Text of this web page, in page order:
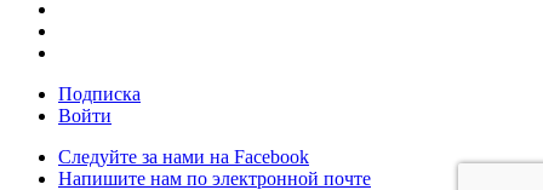
Подписка
Войти
Следуйте за нами на Facebook
Напишите нам по электронной почте